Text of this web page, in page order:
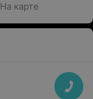
На карте